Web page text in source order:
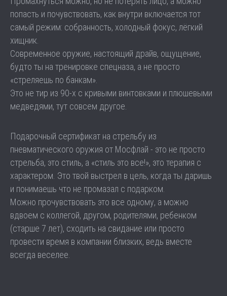
попасть и почувствовать, как внутри включается тот
самый режим: собранность, холодный фокус, лёгкий
хищник.
Современное оружие, настоящий драйв, ощущение,
будто ты на тренировке спецназа, а не просто
«стреляешь по банкам».
Это не тир из 90-х с кривыми винтовками и плюшевыми
медведями, тут совсем другое.
Подарочный сертификат на стрельбу из
пневматического оружия от Мосфлай - это не просто
стрельба, это стиль, а «стиль это все!», это терапия с
характером. Это твой выстрел в цель, когда ты даришь
и понимаешь что не промазал с подарком.
Можно прочувствовать это все одному, а можно
вдвоем с коллегой, другом, родителями, ребенком
(старше 7 лет), сходить на свидание или просто
провести время в компании близких, ведь вместе
всегда веселее.